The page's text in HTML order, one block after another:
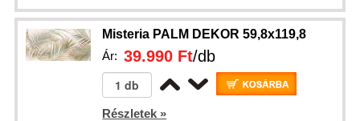
Misteria PALM DEKOR 59,8x119,8
Ár:39.990 Ft/db
Részletek »